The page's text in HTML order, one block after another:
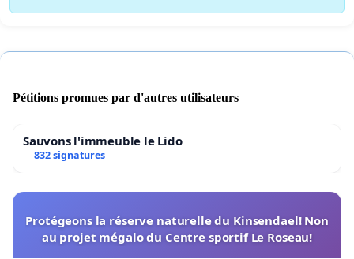
Pétitions promues par d'autres utilisateurs
Sauvons l'immeuble le Lido
832 signatures
Protégeons la réserve naturelle du Kinsendael! Non
au projet mégalo du Centre sportif Le Roseau!